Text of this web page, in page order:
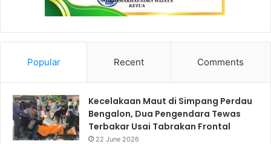
Popular Recent Comments
Kecelakaan Maut di Simpang Perdau
Bengalon, Dua Pengendara Tewas
Terbakar Usai Tabrakan Frontal
22 June 2026